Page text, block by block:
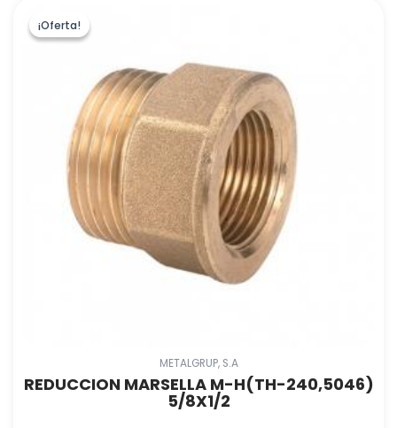
¡Oferta!
¡Oferta!
METALGRUP, S.A
REDUCCION MARSELLA M-H(TH-240,5046)
5/8X1/2